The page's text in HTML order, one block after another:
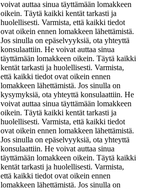
voivat auttaa sinua täyttämään lomakkeen
oikein. Täytä kaikki kentät tarkasti ja
huolellisesti. Varmista, että kaikki tiedot
ovat oikein ennen lomakkeen lähettämistä.
Jos sinulla on epäselvyyksiä, ota yhteyttä
konsulaattiin. He voivat auttaa sinua
täyttämään lomakkeen oikein. Täytä kaikki
kentät tarkasti ja huolellisesti. Varmista,
että kaikki tiedot ovat oikein ennen
lomakkeen lähettämistä. Jos sinulla on
kysymyksiä, ota yhteyttä konsulaattiin. He
voivat auttaa sinua täyttämään lomakkeen
oikein. Täytä kaikki kentät tarkasti ja
huolellisesti. Varmista, että kaikki tiedot
ovat oikein ennen lomakkeen lähettämistä.
Jos sinulla on epäselvyyksiä, ota yhteyttä
konsulaattiin. He voivat auttaa sinua
täyttämään lomakkeen oikein. Täytä kaikki
kentät tarkasti ja huolellisesti. Varmista,
että kaikki tiedot ovat oikein ennen
lomakkeen lähettämistä. Jos sinulla on